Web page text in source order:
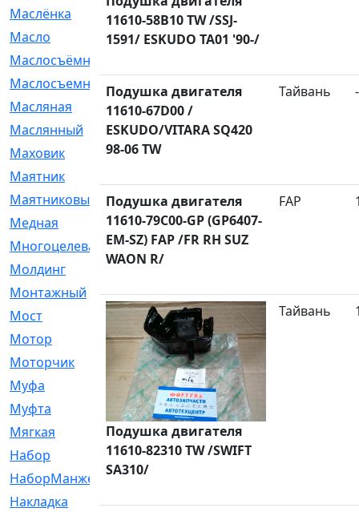
Маслёнка
[4]
Масло
[66]
Маслосъёмные
Маслосъемные
Масляная
[1]
Маслянный
[54]
Маховик
[6]
Маятник
Маятниковый
[13]
Медная
[2]
Многоцелевая
[1]
Молдинг
[14]
Монтажный
[1]
Мост
[10]
Мотор
[212]
Моторчик
[6]
Муфа
[1]
Муфта
[9]
Мягкая
[3]
Набор
[6]
НаборМанжетГТЦ
[33]
Накладка
[51]
11610-58B10 TW /SSJ-
1591/ ESKUDO TA01 '90-/
Подушка двигателя
11610-67D00 /
ESKUDO/VITARA SQ420
98-06 TW
Тайвань -
Подушка двигателя
11610-79C00-GP (GP6407-
EM-SZ) FAP /FR RH SUZ
WAON R/
FAP
Подушка двигателя
11610-82310 TW /SWIFT
SA310/
Тайвань